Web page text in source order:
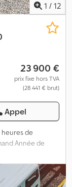
1 / 12
23 900 €
prix fixe hors TVA
(28 441 € brut)
Appel
heures de
Année de
de marche :
rapide
à palettes,